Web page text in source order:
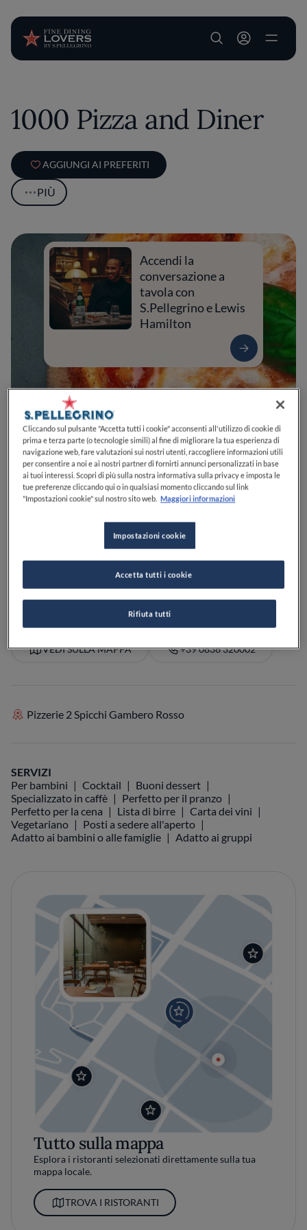
User account
1000 Pizza and Diner
AGGIUNGI AI PREFERITI
PIÙ
0 0 0 0 0
Accendi la
conversazione a
tavola con
S.Pellegrino e Lewis
Hamilton
73022Corigliano d'Otranto
VEDI SULLA MAPPA +39 0836 320002
Pizzerie 2 Spicchi Gambero Rosso
SERVIZI
Per bambini
Cocktail
Buoni dessert
Specializzato in caffè
Perfetto per il pranzo
Perfetto per la cena
Lista di birre
Carta dei vini
Vegetariano
Posti a sedere all'aperto
Adatto ai bambini o alle famiglie
Adatto ai gruppi
Tutto sulla mappa
Esplora i ristoranti selezionati direttamente sulla tua
mappa locale.
TROVA I RISTORANTI
Cliccando sul pulsante "Accetta tutti i cookie" acconsenti all'utilizzo di cookie di
prima e terza parte (o tecnologie simili) al fine di migliorare la tua esperienza di
navigazione web, fare valutazioni sui nostri utenti, raccogliere informazioni utili
per consentire a noi e ai nostri partner di fornirti annunci personalizzati in base
ai tuoi interessi. Scopri di più sulla nostra informativa sulla privacy e imposta le
tue preferenze cliccando qui o in qualsiasi momento cliccando sul link
"Impostazioni cookie" sul nostro sito web. Maggiori informazioni
Impostazioni cookie
Rifiuta tutti
Accetta tutti i cookie